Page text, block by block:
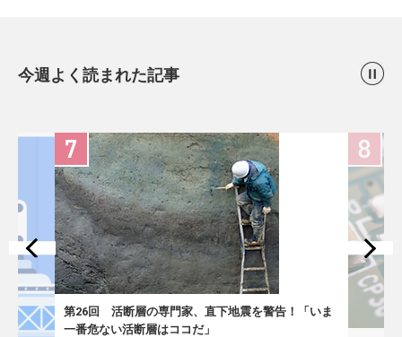
今週よく読まれた記事
第26回 活断層の専門家、直下地震を警告！「いま
一番危ない活断層はココだ」